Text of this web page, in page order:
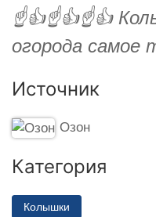
☝️👍☝️👍☝️👍
огорода самое
Источник
Озон
Категория
Колышки